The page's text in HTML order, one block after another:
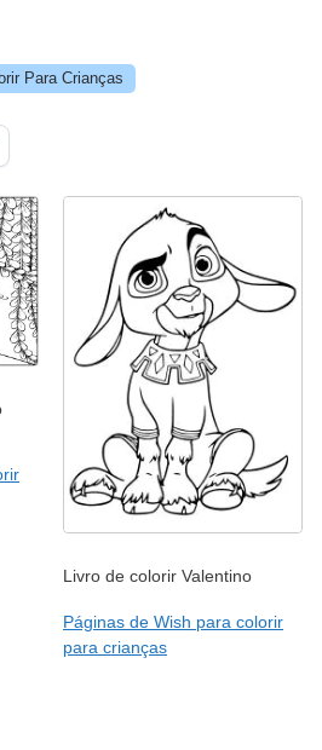
Para Crianças
Livro de colorir Valentino
Páginas de Wish para colorir
para crianças